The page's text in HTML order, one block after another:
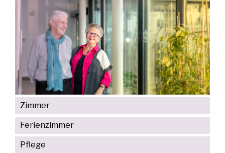
Zimmer
Ferienzimmer
Pflege